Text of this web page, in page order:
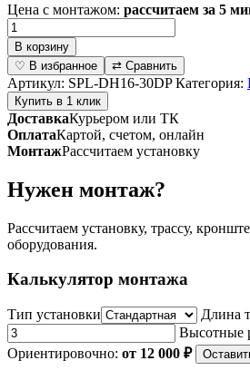
Цена с монтажом: рассчитаем за 5
Количество
товара
Шланг
дренажный
16
мм
(в
бухте
30м)
DH16-
30DP
В корзину
♡ В избранное
⇄ Сравнить
Артикул: SPL-DH16-30DP Категория:
Купить в 1 клик
ДоставкаКурьером или ТК
ОплатаКартой, счетом, онлайн
МонтажРассчитаем установку
Нужен монтаж?
Рассчитаем установку, трассу,
оборудования.
Калькулятор монтажа
Тип установки
Длина
Высотные
Ориентировочно: от 12 000 ₽